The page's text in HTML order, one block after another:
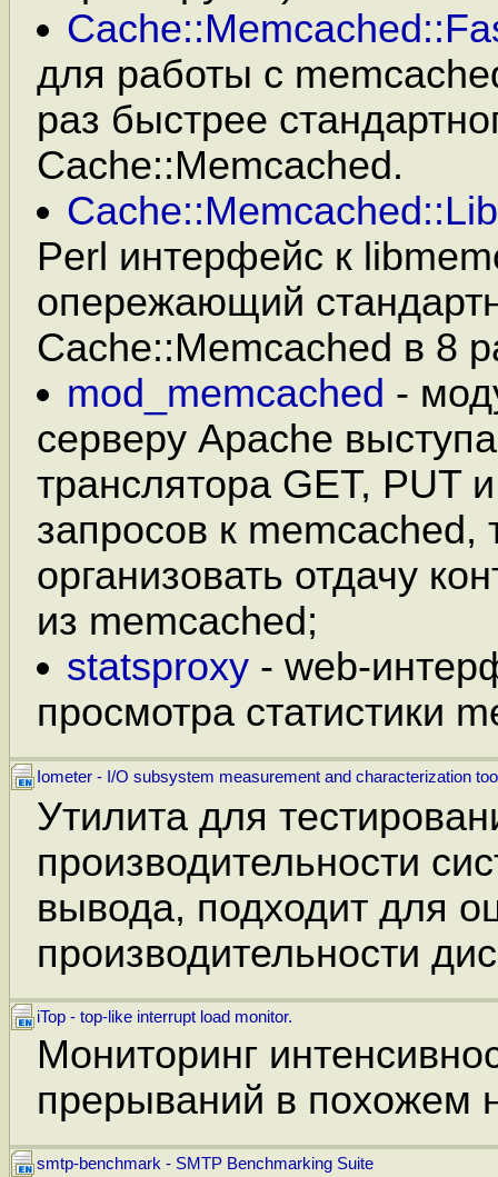
для работы с
раз быстрее
Cache::Memcached.
Perl интерфейс к
опережающий
Cache::Memcached в 8
mod_memcached -
серверу Apache
транслятора GET, PUT
запросов к memcached,
организовать отдачу
из memcached;
statsproxy- web-
просмотра статистики
Iometer - I/O subsystem measurement and characterization
Утилита для
производительности
вывода, подходит для
производительности
iTop - top-like interrupt load monitor.
Мониторинг
прерываний в похожем
smtp-benchmark - SMTP Benchmarking Suite